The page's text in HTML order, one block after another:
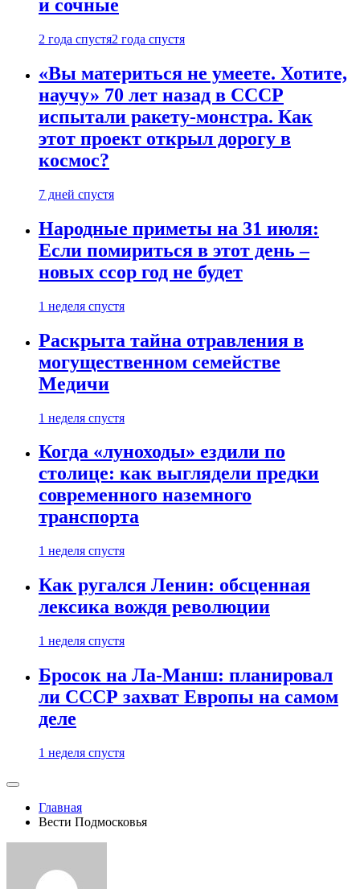
и сочные
2 года спустя2 года спустя
«Вы материться не умеете. Хотите,
научу» 70 лет назад в СССР
испытали ракету-монстра. Как
этот проект открыл дорогу в
космос?
7 дней спустя
Народные приметы на 31 июля:
Если помириться в этот день –
новых ссор год не будет
1 неделя спустя
Раскрыта тайна отравления в
могущественном семействе
Медичи
1 неделя спустя
Когда «луноходы» ездили по
столице: как выглядели предки
современного наземного
транспорта
1 неделя спустя
Как ругался Ленин: обсценная
лексика вождя революции
1 неделя спустя
Бросок на Ла-Манш: планировал
ли СССР захват Европы на самом
деле
1 неделя спустя
Главная
Вести Подмосковья